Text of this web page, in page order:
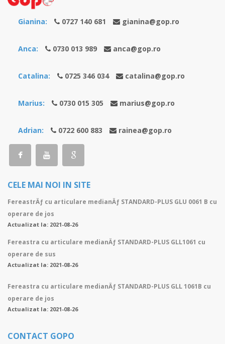
Gianina: 0727 140 681 gianina@gop.ro
Anca: 0730 013 989 anca@gop.ro
Catalina: 0725 346 034 catalina@gop.ro
Marius: 0730 015 305 marius@gop.ro
Adrian: 0722 600 883 rainea@gop.ro
CELE MAI NOI IN SITE
FereastrÄƒ cu articulare medianÄƒ STANDARD-PLUS GLU 0061 B cu
operare de jos
Actualizat la: 2021-08-26
Fereastra cu articulare medianÄƒ STANDARD-PLUS GLL1061 cu
operare de sus
Actualizat la: 2021-08-26
Fereastra cu articulare medianÄƒ STANDARD-PLUS GLL 1061B cu
operare de jos
Actualizat la: 2021-08-26
CONTACT GOPO